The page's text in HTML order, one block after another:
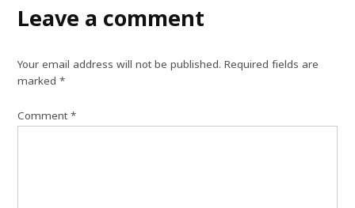
Leave a comment
Your email address will not be published. Required fields are
marked*
Comment*